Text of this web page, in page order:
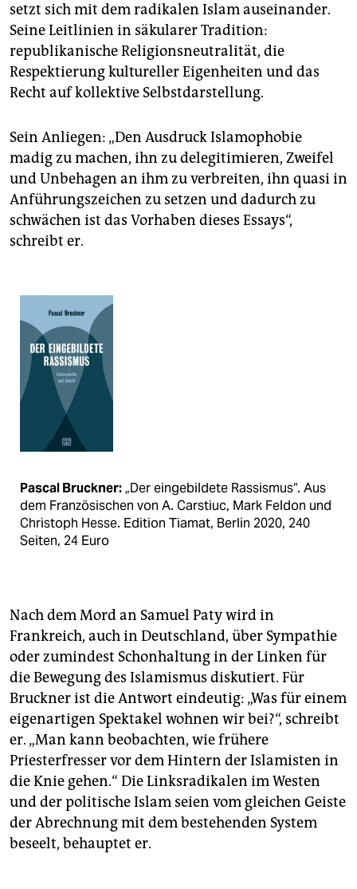
setzt sich mit dem radikalen Islam auseinander.
Seine Leitlinien in säkularer Tradition:
republikanische Religionsneutralität, die
Respektierung kultureller Eigenheiten und das
Recht auf kollektive Selbstdarstellung.
Sein Anliegen: „Den Ausdruck Islamophobie
madig zu machen, ihn zu delegitimieren, Zweifel
und Unbehagen an ihm zu verbreiten, ihn quasi in
Anführungszeichen zu setzen und dadurch zu
schwächen ist das Vorhaben dieses Essays“,
schreibt er.
Pascal Bruckner:„Der eingebildete Rassismus“. Aus
dem Französischen von A. Carstiuc, Mark Feldon und
Christoph Hesse. Edition Tiamat, Berlin 2020, 240
Seiten, 24 Euro
Nach dem Mord an Samuel Paty wird in
Frankreich, auch in Deutschland, über Sympathie
oder zumindest Schonhaltung in der Linken für
die Bewegung des Islamismus diskutiert. Für
Bruckner ist die Antwort eindeutig: „Was für einem
eigenartigen Spektakel wohnen wir bei?“, schreibt
er. „Man kann beobachten, wie frühere
Priesterfresser vor dem Hintern der Islamisten in
die Knie gehen.“ Die Linksradikalen im Westen
und der politische Islam seien vom gleichen Geiste
der Abrechnung mit dem bestehenden System
beseelt, behauptet er.